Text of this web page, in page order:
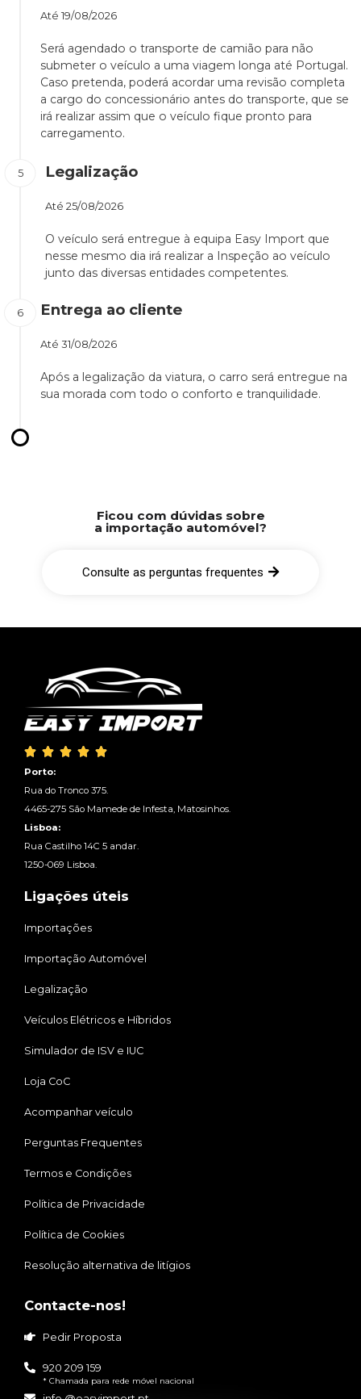
Até 19/08/2026
Será agendado o transporte de camião para não
submeter o veículo a uma viagem longa até Portugal.
Caso pretenda, poderá acordar uma revisão completa
a cargo do concessionário antes do transporte, que se
irá realizar assim que o veículo fique pronto para
carregamento.
Legalização
Até 25/08/2026
O veículo será entregue à equipa Easy Import que
nesse mesmo dia irá realizar a Inspeção ao veículo
junto das diversas entidades competentes.
Entrega ao cliente
Até 31/08/2026
Após a legalização da viatura, o carro será entregue na
sua morada com todo o conforto e tranquilidade.
Ficou com dúvidas sobre
a importação automóvel?
Consulte as perguntas frequentes
    
Porto:
Rua do Tronco 375.
4465-275 São Mamede de Infesta, Matosinhos.
Lisboa:
Rua Castilho 14C 5 andar.
1250-069 Lisboa.
Ligações úteis
Importações
Importação Automóvel
Legalização
Veículos Elétricos e Híbridos
Simulador de ISV e IUC
Loja CoC
Acompanhar veículo
Perguntas Frequentes
Termos e Condições
Política de Privacidade
Política de Cookies
Resolução alternativa de litígios
Contacte-nos!
Pedir Proposta
920 209 159
* Chamada para rede móvel nacional